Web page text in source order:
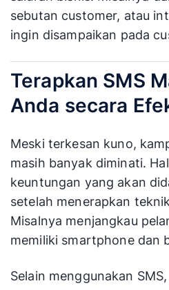
sebutan customer, atau
ingin disampaikan pada
Terapkan SMS
Anda secara
Meski terkesan kuno,
masih banyak diminati.
keuntungan yang akan
setelah menerapkan
Misalnya menjangkau
memiliki smartphone dan
Selain menggunakan